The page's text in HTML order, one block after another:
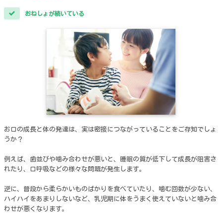
おねしょが続いている
お口の成長と体の発達は、実は密接につながっていることをご存知でしょ
うか？
例えば、歯並びや噛み合わせが悪いと、睡眠の質が低下して成長が阻害さ
れたり、口呼吸などの様々な問題が発生します。
逆に、普段から柔らかいものばかりを食べていたり、噛む回数が少ない、
ハイハイをあまりしないなど、乳児期に体をうまく使えていないと噛み合
わせが悪くなります。